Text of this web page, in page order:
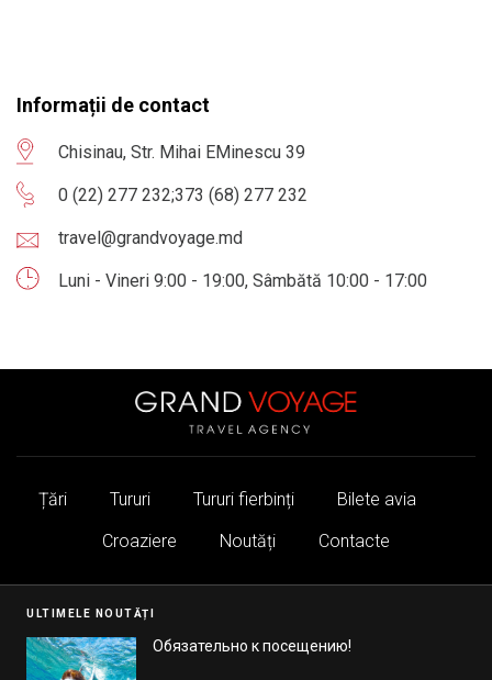
Informații de contact
Chisinau, Str. Mihai EMinescu 39
0 (22) 277 232;373 (68) 277 232
travel@grandvoyage.md
Luni - Vineri 9:00 - 19:00, Sâmbătă 10:00 - 17:00
Țări Tururi Tururi fierbinți
Bilete avia
Croaziere
Noutăți Contacte
ULTIMELE NOUTĂȚI
Обязательно к посещению!